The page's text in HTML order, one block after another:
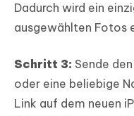
Dadurch wird ein
ausgewählten Fotos
Schritt 3: Sende
oder eine beliebige
Link auf dem neuen